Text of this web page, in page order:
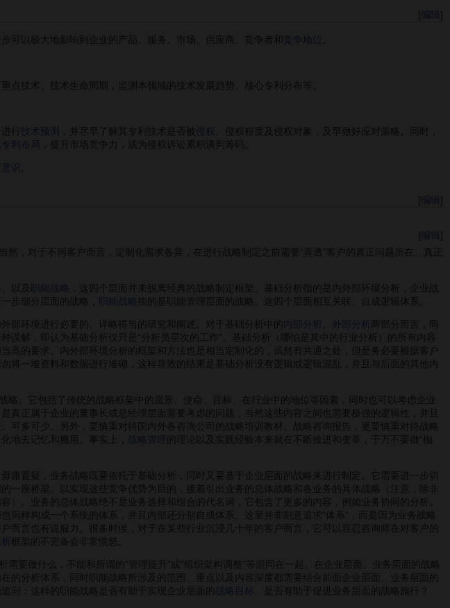
[编辑
以极大地影响到企业的产品、服务、市场、供应商、竞争者和 竞争地位
点技术、技术生命周期，监测本领域的技术发展趋势、核心专利分布等。
行 技术预测 ，并尽早了解其专利技术是否被侵权
、侵权程度及侵权对象，及早做好应对策略。同时，
专利布局 ，提升市场竞争力，或为侵权诉讼累积谈判筹码。
识
[编辑
[编辑
对于不同客户而言，定制化需求各异，在进行战略制定之前需要“弄透”客户的真正问题所在、真正
、以及 职能战略
，这四个层面并未脱离经典的战略制定框架。基础分析指的是内外部环境分析，企业战
步细分层面的战略，
职能战略 指的是职能管理层面的战略。这四个层面相互关联、自成逻辑体系。
环境进行必要的、详略得当的研究和阐述。对于基础分析中的 内部分析 外部分析 两部分而言，同
解，即认为基础分析仅只是“分析员层次的工作”。基础分析（哪怕是其中的行业分析）的所有内容
高的要求。内外部环境分析的框架和方法也是相当定制化的，虽然有共通之处，但是务必要根据客户
一堆资料和数据进行堆砌，这样导致的结果是基础分析没有逻辑或逻辑混乱，并且与后面的其他内
。它包括了传统的战略框架中的愿景、使命、目标、在行业中的地位等因素，同时也可以考虑企业
真正属于企业的董事长或总经理层面需要考虑的问题，当然这些内容之间也需要极强的逻辑性，并且
可多可少。另外，要慎重对待国内外各咨询公司的战略培训教材、战略咨询报告，更要慎重对待战略
地去记忆和搬用。事实上，
战略管理 的理论以及实践经验本来就在不断推进和变革，千万不要做“枷
置疑，业务战略既要依托于基础分析，同时又要基于企业层面的战略来进行制定。它需要进一步切
的一座桥梁。以实现这些竞争优势为目的，接着引出业务的总体战略和各业务的具体战略（注意，除非
）。业务的总体战略绝不是业务选择和组合的代名词，它包含了更多的内容，例如业务协同的分析。
同样构成一个系统的体系，并且内部还分别自成体系。这里并非刻意追求“体系”，而是因为业务战略
而言也有说服力。很多时候，对于在某些行业沉浸几十年的客户而言，它可以容忍咨询师在对客户的
框架的不完备会非常愤怒。
做什么，不能和所谓的“管理提升”或“组织架构调整”等混同在一起。在企业层面、业务层面的战略
的分析体系，同时职能战略所涉及的范围、重点以及内容深度都需要结合前面企业层面、业务层面的
问：这样的职能战略是否有助于实现企业层面的 战略目标 、是否有助于促进业务层面的战略施行？